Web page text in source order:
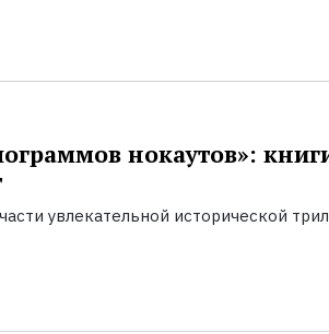
нокаутов»:
увлекательной исторической